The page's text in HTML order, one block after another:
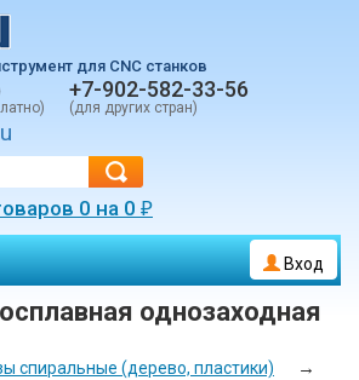
для CNC станков
+7-902-582-33-56
(для других стран)
0 на 0 ₽
Вход
однозаходная
спиральные (дерево, пластики) →